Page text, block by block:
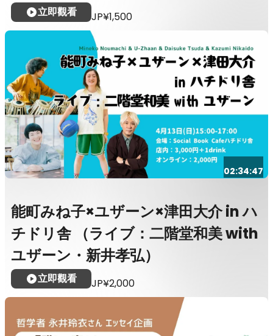
立即觀看 JP¥1,500
02:34:47
能町みね子×ユザーン×津田大介 in ハ
チドリ舎 （ライブ：二階堂和美 with
ユザーン・新井孝弘）
立即觀看 JP¥2,000